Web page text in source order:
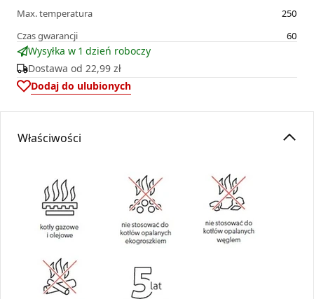
Max. temperatura
250
Czas gwarancji
60
Wysyłka w 1 dzień roboczy
Dostawa od 22,99 zł
Dodaj do ulubionych
Właściwości